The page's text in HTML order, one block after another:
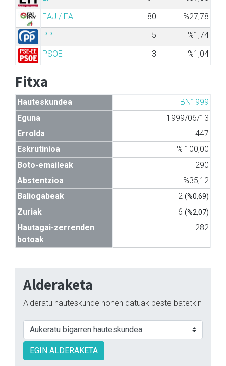
EAJ / EA
80
%27,78
PP
5
%1,74
PSOE
3 %1,04
Fitxa
Hauteskundea
BN1999
Eguna
1999/06/13
Errolda
447
Eskrutinioa
% 100,00
Boto-emaileak
290
Abstentzioa
%35,12
Baliogabeak
2 (%0,69)
Zuriak 6 (%2,07)
Hautagai-zerrenden
botoak
282
Alderaketa
Alderatu hauteskunde honen datuak beste batetkin
EGIN ALDERAKETA